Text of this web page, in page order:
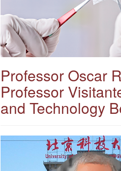
Professor Oscar
Professor
and Technology